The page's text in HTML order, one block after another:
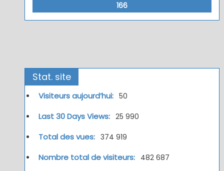
166
Stat. site
Visiteurs aujourd’hui: 50
Last 30 Days Views: 25 990
Total des vues: 374 919
Nombre total de visiteurs: 482 687